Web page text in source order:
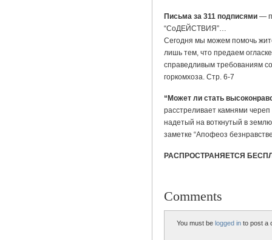
Письма за 311 подписями —
“СоДЕЙСТВИЯ”…
Сегодня мы можем помочь
лишь тем, что предаем
справедливым требованиям
горкомхоза. Стр. 6-7
“Может ли стать
расстреливает камнями
надетый на воткнутый в
заметке “Апофеоз
РАСПРОСТРАНЯЕТСЯ
Comments
You must be logged in to post a